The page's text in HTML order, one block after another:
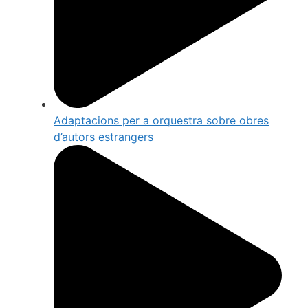
Adaptacions per a orquestra sobre obres
d’autors estrangers